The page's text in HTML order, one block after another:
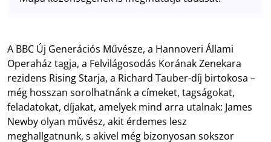
A BBC Új Generációs Művésze, a Hannoveri Állami
Operaház tagja, a Felvilágosodás Korának Zenekara
rezidens Rising Starja, a Richard Tauber-díj birtokosa –
még hosszan sorolhatnánk a címeket, tagságokat,
feladatokat, díjakat, amelyek mind arra utalnak: James
Newby olyan művész, akit érdemes lesz
meghallgatnunk, s akivel még bizonyosan sokszor